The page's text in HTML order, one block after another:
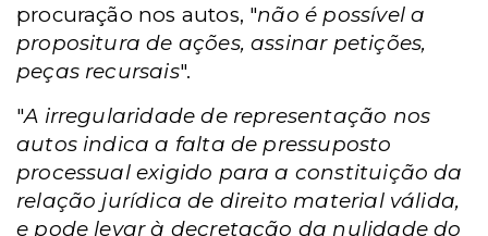
procuração nos autos, "não é possível a
propositura de ações, assinar petições,
peças recursais".
"A irregularidade de representação nos
autos indica a falta de pressuposto
processual exigido para a constituição da
relação jurídica de direito material válida,
e pode levar à decretação da nulidade do